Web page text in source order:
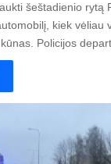
šeštadienio rytą
kiek vėliau
Policijos